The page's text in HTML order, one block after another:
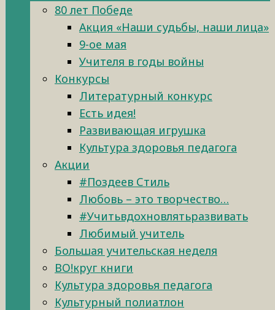
80 лет Победе
Акция «Наши судьбы, наши лица»
9-ое мая
Учителя в годы войны
Конкурсы
Литературный конкурс
Есть идея!
Развивающая игрушка
Культура здоровья педагога
Акции
#Поздеев Стиль
Любовь – это творчество…
#Учитьвдохновлятьразвивать
Любимый учитель
Большая учительская неделя
ВО!круг книги
Культура здоровья педагога
Культурный полиатлон